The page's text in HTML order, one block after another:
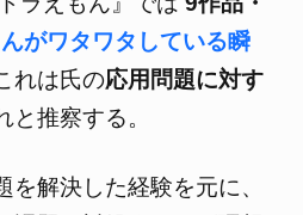
んがワタワタしている瞬
れは氏の応用問題に対す
と推察する。
解決した経験を元に、